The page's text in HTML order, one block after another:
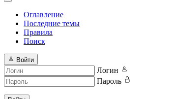
Оглавление
Последние темы
Правила
Поиск
Войти
Логин
Пароль